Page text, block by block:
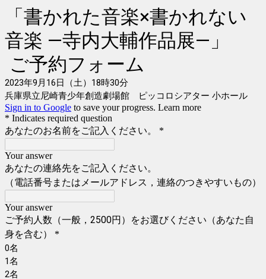
「書かれた音楽×書かれない
音楽 ―寺内大輔作品展―」
ご予約フォーム
2023年9月16日（土） 18時30分
兵庫県立尼崎青少年創造劇場館 ピッコロシアター 小ホール
Sign in to Google to save your progress. Learn more
* Indicates required question
あなたのお名前をご記入ください。 *
Your answer
あなたの連絡先をご記入ください。
（電話番号またはメールアドレス，連絡のつきやすいもの）
Your answer
ご予約人数（一般，2500円）をお選びください（あなた自
身を含む）
*
0名
1名
2名